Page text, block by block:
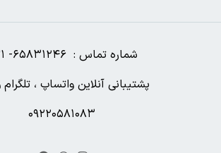
شماره تماس : ۶۵۸۳۱۲۴۶- ۰۲۱
پشتیبانی آنلاین واتساپ ، تلگرام